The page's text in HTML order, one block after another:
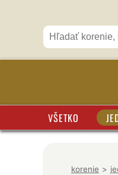
VŠETKO
korenie >